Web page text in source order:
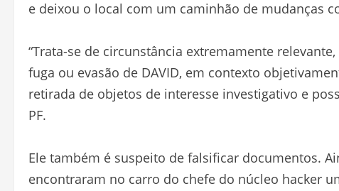
e deixou o local com um caminhão de mudanças
“Trata-se de circunstância extremamente
fuga ou evasão de DAVID, em contexto
retirada de objetos de interesse investigativo e
PF.
Ele também é suspeito de falsificar documentos.
encontraram no carro do chefe do núcleo hacker